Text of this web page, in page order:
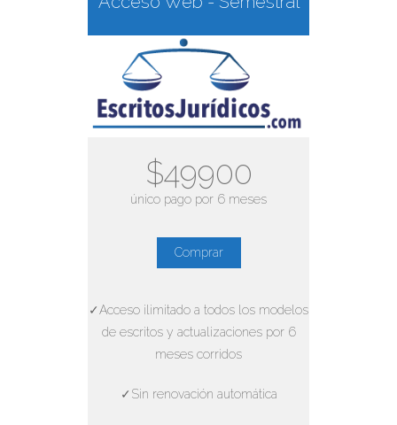
$49900
único pago por 6 meses
Comprar
✓Acceso ilimitado a todos los modelos
de escritos y actualizaciones por 6
meses corridos
✓Sin renovación automática